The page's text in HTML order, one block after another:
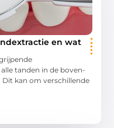
en wat
tanden in de boven-
kan om verschillende